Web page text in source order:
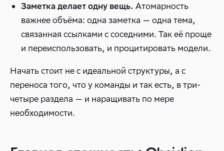
Заметка делает одну вещь. Атомарность
важнее объёма: одна заметка — одна тема,
связанная ссылками с соседними. Так её проще
и переиспользовать, и процитировать модели.
Начать стоит не с идеальной структуры, а с
переноса того, что у команды и так есть, в три-
четыре раздела — и наращивать по мере
необходимости.